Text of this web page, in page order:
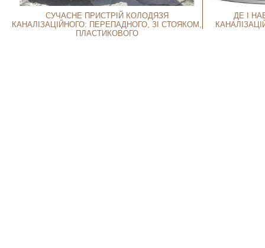
СУЧАСНЕ ПРИСТРІЙ КОЛОДЯЗЯ
КАНАЛІЗАЦІЙНОГО: ПЕРЕПАДНОГО, ЗІ СТОЯКОМ,
ПЛАСТИКОВОГО
ДЕ І